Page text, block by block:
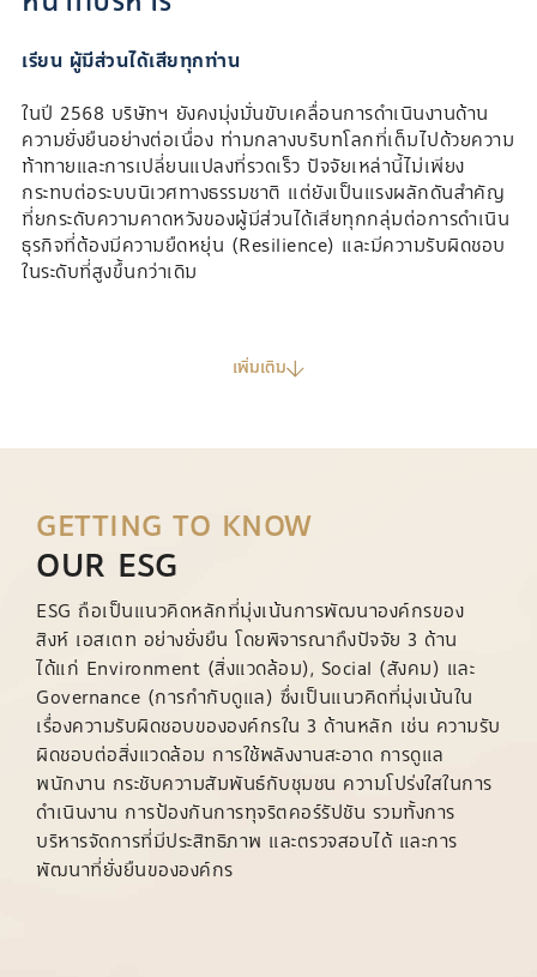
เรียน ผู้มีส่วนได้เสียทุกท่าน
ในปี 2568 บริษัทฯ ยังคงมุ่งมั่นขับเคลื่อนการดำเนินงานด้าน
ความยั่งยืนอย่างต่อเนื่อง ท่ามกลางบริบทโลกที่เต็มไปด้วยความ
ท้าทายและการเปลี่ยนแปลงที่รวดเร็ว ปัจจัยเหล่านี้ไม่เพียง
กระทบต่อระบบนิเวศทางธรรมชาติ แต่ยังเป็นแรงผลักดันสำคัญ
ที่ยกระดับความคาดหวังของผู้มีส่วนได้เสียทุกกลุ่มต่อการดำเนิน
ธุรกิจที่ต้องมีความยืดหยุ่น (Resilience) และมีความรับผิดชอบ
ในระดับที่สูงขึ้นกว่าเดิม
เพิ่มเติม
GETTING TO KNOW
OUR ESG
ESG ถือเป็นแนวคิดหลักที่มุ่งเน้นการพัฒนาองค์กรของ
สิงห์ เอสเตท อย่างยั่งยืน โดยพิจารณาถึงปัจจัย 3 ด้าน
ได้แก่ Environment (สิ่งแวดล้อม), Social (สังคม) และ
Governance (การกำกับดูแล) ซึ่งเป็นแนวคิดที่มุ่งเน้นใน
เรื่องความรับผิดชอบขององค์กรใน 3 ด้านหลัก เช่น ความรับ
ผิดชอบต่อสิ่งแวดล้อม การใช้พลังงานสะอาด การดูแล
พนักงาน กระชับความสัมพันธ์กับชุมชน ความโปร่งใสในการ
ดำเนินงาน การป้องกันการทุจริตคอร์รัปชัน รวมทั้งการ
บริหารจัดการที่มีประสิทธิภาพ และตรวจสอบได้ และการ
พัฒนาที่ยั่งยืนขององค์กร